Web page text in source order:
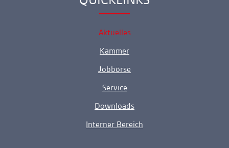
Aktuelles
Kammer
Jobbörse
Service
Downloads
Interner Bereich